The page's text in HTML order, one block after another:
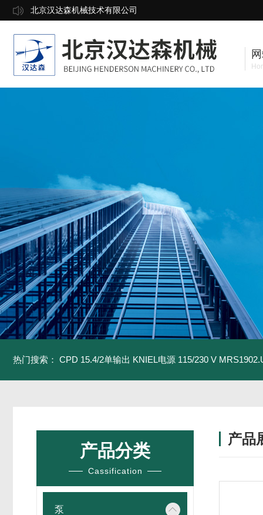
北京汉达森机械技术有限公司
热门搜索： CPD 15.4/2单输出 KNIEL电源 115/230 V
产品分类
Cassification
泵
产品